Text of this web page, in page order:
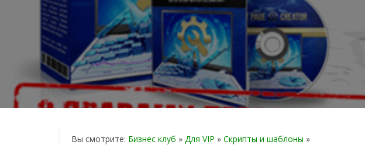
Вы смотрите: Бизнес клуб » Для VIP » Скрипты и шаблоны »